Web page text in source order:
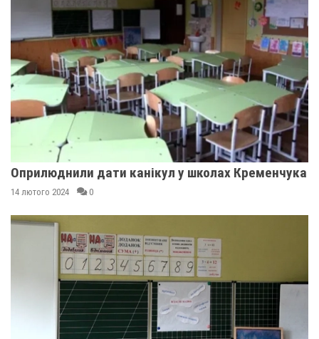
Оприлюднили дати канікул у школах Кременчука
14 лютого 2024 0